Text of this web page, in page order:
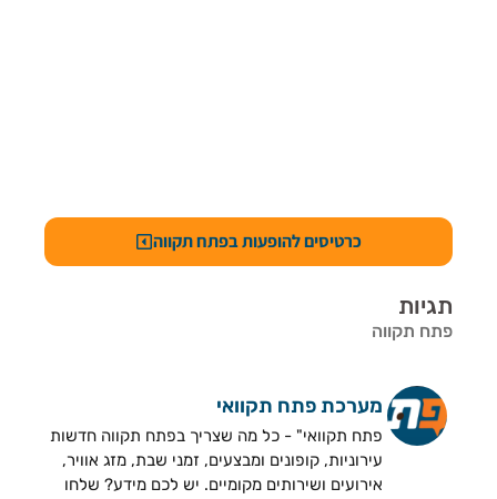
כרטיסים להופעות בפתח תקווה
תגיות
פתח תקווה
מערכת פתח תקוואי
פתח תקוואי" - כל מה שצריך בפתח תקווה חדשות
עירוניות, קופונים ומבצעים, זמני שבת, מזג אוויר,
אירועים ושירותים מקומיים. יש לכם מידע? שלחו